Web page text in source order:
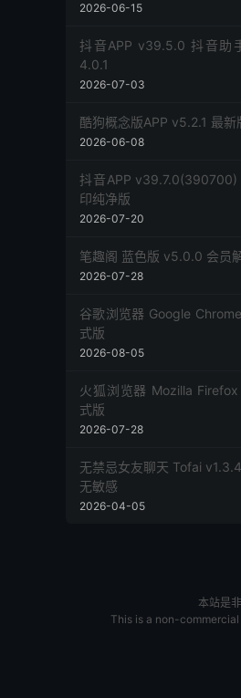
2026-06-15
抖音APP v39.5.0 抖音助
4.0.1
2026-07-03
酷狗概念版APP v5.2.1 最新
2026-06-08
抖音APP
印纯净版
2026-07-20
笔趣阁 蓝色版 v5.0.0 会员
2026-07-28
谷歌浏览器 Google
式版
2026-08-05
火狐浏览器 Mozilla
式版
2026-07-28
无禁忌女友聊天 Tofai
无敏感
2026-04-05
本站是
This is a non-